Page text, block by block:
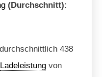
(Durchschnitt):
438
Ladeleistung von